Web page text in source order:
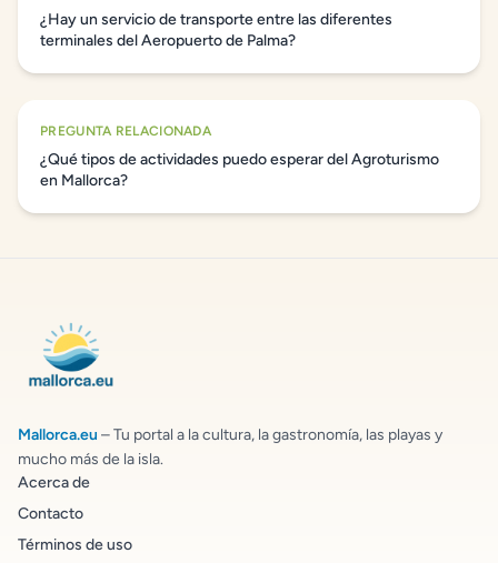
¿Hay un servicio de transporte entre las diferentes
terminales del Aeropuerto de Palma?
PREGUNTA RELACIONADA
¿Qué tipos de actividades puedo esperar del Agroturismo
en Mallorca?
Mallorca.eu – Tu portal a la cultura, la gastronomía, las playas y
mucho más de la isla.
Acerca de
Contacto
Términos de uso